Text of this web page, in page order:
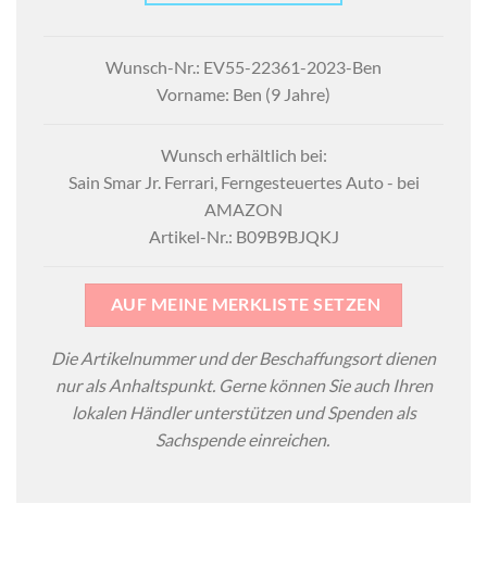
Wunsch-Nr.: EV55-22361-2023-Ben
Vorname: Ben (9 Jahre)
Wunsch erhältlich bei:
Sain Smar Jr. Ferrari, Ferngesteuertes Auto - bei
AMAZON
Artikel-Nr.: B09B9BJQKJ
AUF MEINE MERKLISTE SETZEN
Die Artikelnummer und der Beschaffungsort dienen
nur als Anhaltspunkt. Gerne können Sie auch Ihren
lokalen Händler unterstützen und Spenden als
Sachspende einreichen.